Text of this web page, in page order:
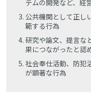
テムの開発など、経
公共機関として正し
範する行為
研究や論文、提言な
果につながったと認
社会奉仕活動、防犯
が顕著な行為